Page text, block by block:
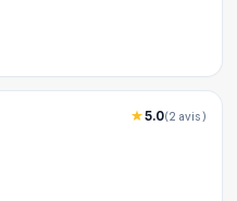
5.0(2 avis)